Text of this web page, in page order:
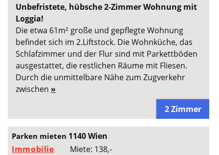
Unbefristete, hübsche 2-Zimmer Wohnung mit
Loggia!
Die etwa 61m² große und gepflegte Wohnung
befindet sich im 2.Liftstock. Die Wohnküche, das
Schlafzimmer und der Flur sind mit Parkettböden
ausgestattet, die restlichen Räume mit Fliesen.
Durch die unmittelbare Nähe zum Zugverkehr
zwischen »
2 Zimmer
Parken mieten 1140 Wien
Immobilie
Miete: 138,-